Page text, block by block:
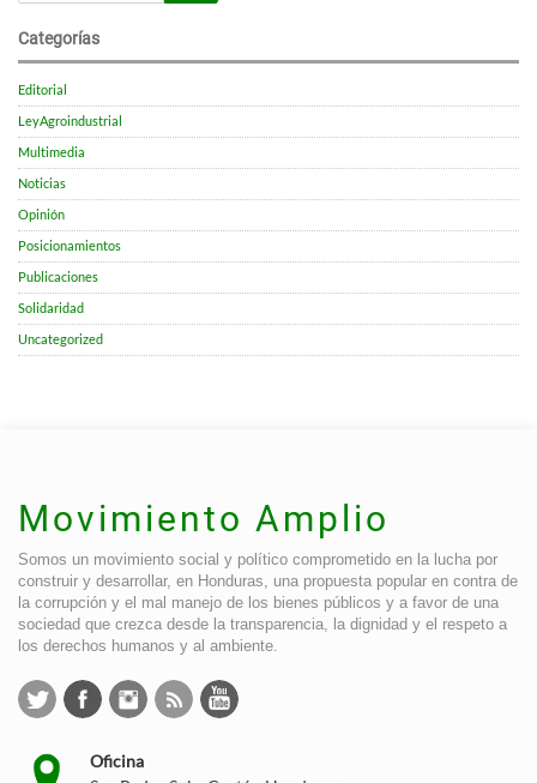
Categorías
Editorial
LeyAgroindustrial
Multimedia
Noticias
Opinión
Posicionamientos
Publicaciones
Solidaridad
Uncategorized
Movimiento Amplio
Somos un movimiento social y político comprometido en la lucha por
construir y desarrollar, en Honduras, una propuesta popular en contra de
la corrupción y el mal manejo de los bienes públicos y a favor de una
sociedad que crezca desde la transparencia, la dignidad y el respeto a
los derechos humanos y al ambiente.
Oficina